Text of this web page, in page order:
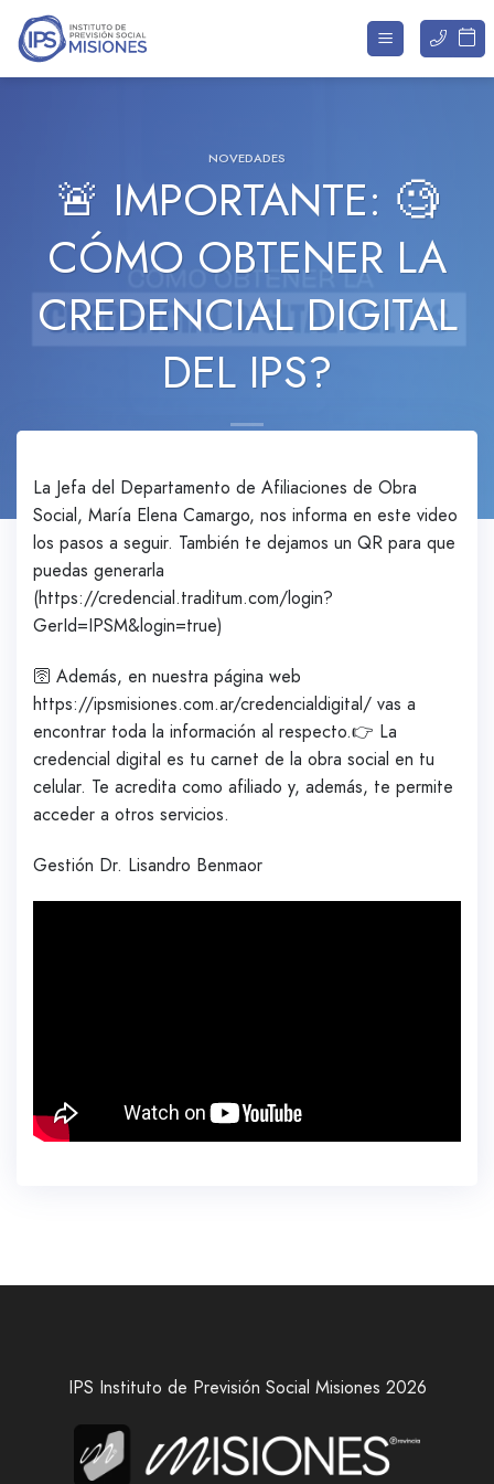
Saltar
contenido
NOVEDADES
🚨 IMPORTANTE: 🧐
CÓMO OBTENER LA
CREDENCIAL DIGITAL
DEL IPS?
La Jefa del Departamento de Afiliaciones de Obra
Social, María Elena Camargo, nos informa en este video
los pasos a seguir. También te dejamos un QR para que
puedas generarla
(https://credencial.traditum.com/login?
GerId=IPSM&login=true)
🛜 Además, en nuestra página web
https://ipsmisiones.com.ar/credencialdigital/ vas a
encontrar toda la información al respecto.👉 La
credencial digital es tu carnet de la obra social en tu
celular. Te acredita como afiliado y, además, te permite
acceder a otros servicios.
Gestión Dr. Lisandro Benmaor
IPS Instituto de Previsión Social Misiones 2026